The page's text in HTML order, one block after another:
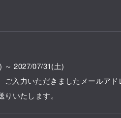
～ 2027/07/31(土)
ご入力いただきましたメールア
いたします。